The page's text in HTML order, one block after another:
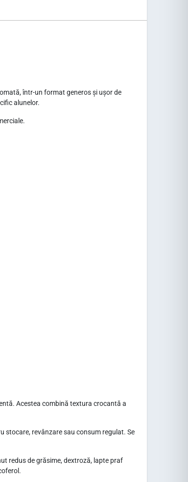
într-un format generos și ușor de
alunelor.
Acestea combină textura crocantă a
stocare, revânzare sau consum regulat. Se
redus de grăsime, dextroză, lapte praf